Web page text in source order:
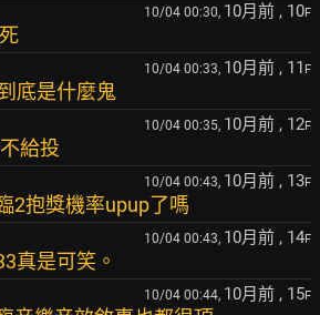
10/04 00:30, 10月前 , 10F
10/04 00:33, 10月前 , 11 F
底是什麼鬼
10/04 00:35, 10月前 , 12F
給投
10/04 00:43, 10月前 , 13F
2抱獎機率upup了嗎
10/04 00:43, 10月前 , 14F
真是可笑。
10/04 00:44, 10月前 , 15F